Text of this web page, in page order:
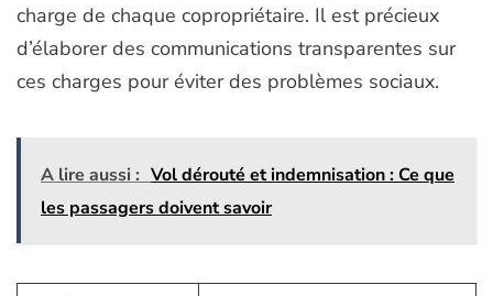
charge de chaque copropriétaire. Il est précieux
d’élaborer des communications transparentes sur
ces charges pour éviter des problèmes sociaux.
A lire aussi : Vol dérouté et indemnisation : Ce que
les passagers doivent savoir